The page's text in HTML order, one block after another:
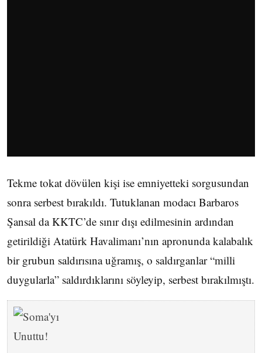
Tekme tokat dövülen kişi ise emniyetteki sorgusundan
sonra serbest bırakıldı. Tutuklanan modacı Barbaros
Şansal da KKTC’de sınır dışı edilmesinin ardından
getirildiği Atatürk Havalimanı’nın apronunda kalabalık
bir grubun saldırısına uğramış, o saldırganlar “milli
duygularla” saldırdıklarını söyleyip, serbest bırakılmıştı.